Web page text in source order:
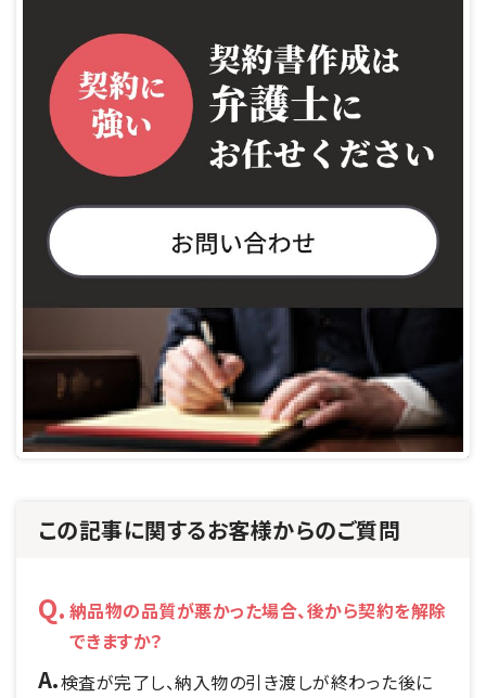
この記事に関するお客様からのご質問
納品物の品質が悪かった場合、後から契約を解除
できますか？
検査が完了し、納入物の引き渡しが終わった後に